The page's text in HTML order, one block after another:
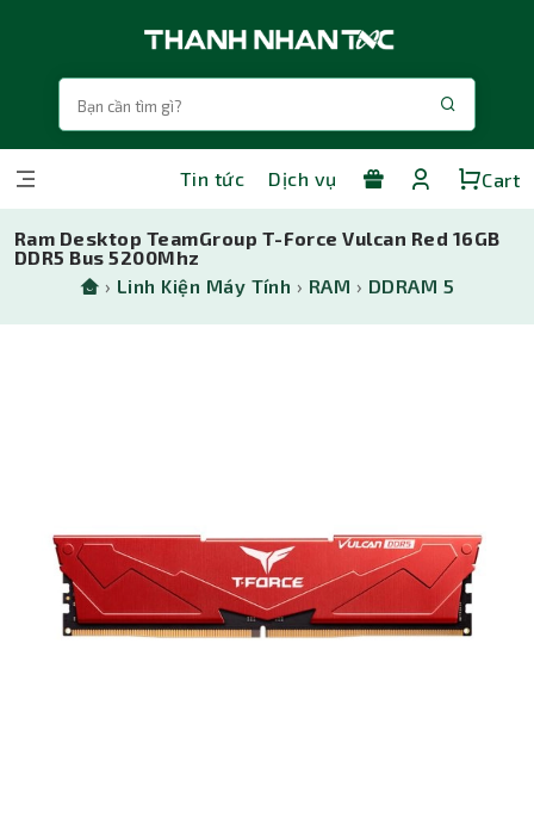
Tin tức Dịch vụ Cart
Ram Desktop TeamGroup T-Force Vulcan Red 16GB
DDR5 Bus 5200Mhz
› Linh Kiện Máy Tính › RAM › DDRAM 5